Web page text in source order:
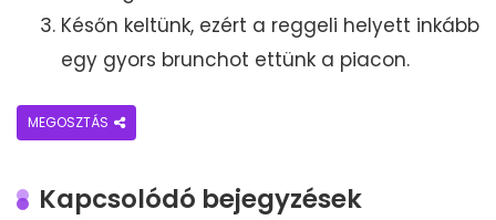
Későn keltünk, ezért a reggeli helyett inkább
egy gyors brunchot ettünk a piacon.
MEGOSZTÁS
Kapcsolódó bejegyzések